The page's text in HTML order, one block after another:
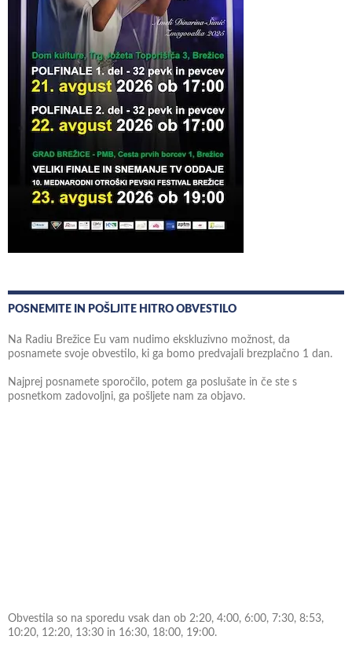
POSNEMITE IN POŠLJITE HITRO OBVESTILO
Na Radiu Brežice Eu vam nudimo ekskluzivno možnost, da
posnamete svoje obvestilo, ki ga bomo predvajali brezplačno 1 dan.
Najprej posnamete sporočilo, potem ga poslušate in če ste s
posnetkom zadovoljni, ga pošljete nam za objavo.
Obvestila so na sporedu vsak dan ob 2:20, 4:00, 6:00, 7:30, 8:53,
10:20, 12:20, 13:30 in 16:30, 18:00, 19:00.